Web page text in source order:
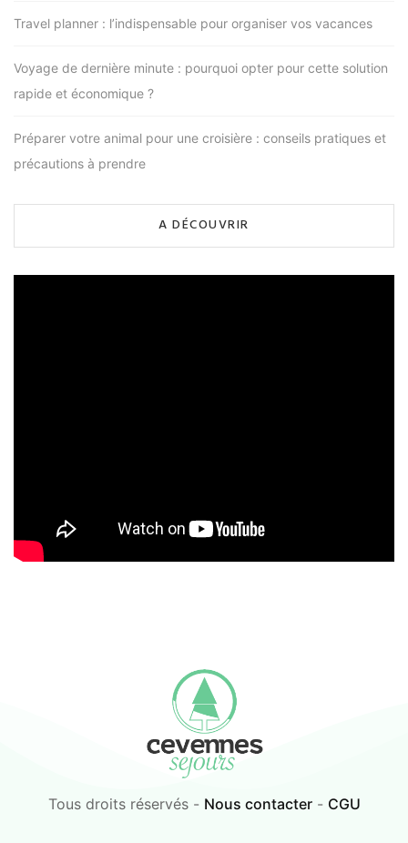
Travel planner : l’indispensable pour organiser vos vacances
Voyage de dernière minute : pourquoi opter pour cette solution
rapide et économique ?
Préparer votre animal pour une croisière : conseils pratiques et
précautions à prendre
A DÉCOUVRIR
Tous droits réservés - Nous contacter- CGU